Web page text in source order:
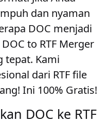
dan nyaman
DOC menjadi
to RTF Merger
tepat. Kami
dari RTF file
Ini 100% Gratis!
DOC ke RTF